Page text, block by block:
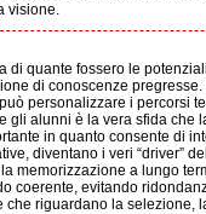
visione.
di quante fossero le
di conoscenze
personalizzare i percorsi
alunni è la vera sfida che
in quanto consente di
diventano i veri “driver”
memorizzazione a lungo
coerente, evitando
riguardano la selezione,